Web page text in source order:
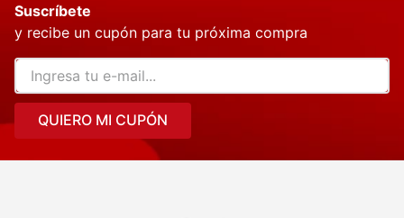
Suscríbete
y recibe un cupón para tu próxima compra
QUIERO MI CUPÓN